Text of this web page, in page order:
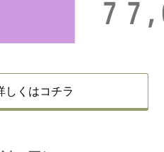
しくはコチラ